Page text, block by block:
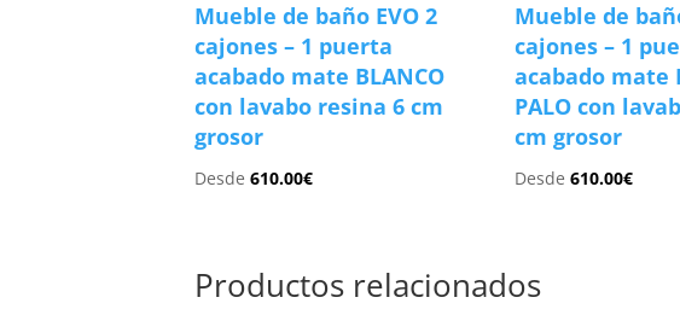
Mueble de baño EVO 2
cajones – 1 puerta
acabado mate BLANCO
con lavabo resina 6 cm
grosor
Desde610.00€
Mueble de
cajones – 1
acabado mate
PALO con
cm grosor
Desde610.00€
Productos relacionados